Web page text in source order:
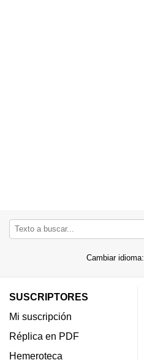
Cambiar idioma:
SUSCRIPTORES
Mi suscripción
Réplica en PDF
Hemeroteca